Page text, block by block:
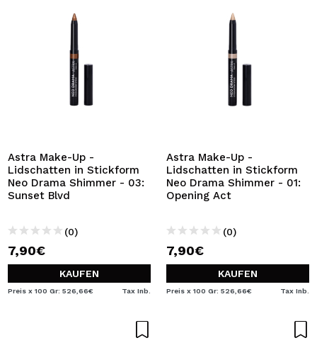
Astra Make-Up -
Lidschatten in Stickform
Neo Drama Shimmer - 03:
Sunset Blvd
(0)
7,90€
KAUFEN
Preis x 100 Gr: 526,66€ Tax Inb.
Astra Make-Up -
Lidschatten in Stickform
Neo Drama Shimmer - 01:
Opening Act
(0)
7,90€
KAUFEN
Preis x 100 Gr: 526,66€ Tax Inb.